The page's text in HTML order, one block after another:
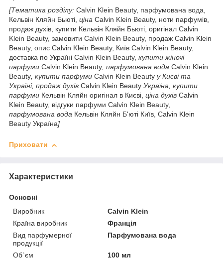
[Тематика розділу: Calvin Klein Beauty, парфумована вода,
Кельвін Кляйн Бьюті, ціна Calvin Klein Beauty, ноти парфумів,
продаж духів, купити Кельвін Кляйн Бьюті, оригінал Calvin
Klein Beauty, замовити Calvin Klein Beauty, продаж Calvin Klein
Beauty, опис Calvin Klein Beauty, Київ Calvin Klein Beauty,
доставка по Україні Calvin Klein Beauty, купити жіночі
парфуми Calvin Klein Beauty, парфумована вода Calvin Klein
Beauty, купити парфуми Calvin Klein Beauty у Києві та
Україні, продаж духів Calvin Klein Beauty Україна, купити
парфуми Кельвін Кляйн оригінал в Києві, ціна духів Calvin
Klein Beauty, відгуки парфуми Calvin Klein Beauty,
парфумована вода Кельвін Кляйн Б'юті Київ, Calvin Klein
Beauty Україна]
Приховати
Характеристики
Основні
Виробник
Calvin Klein
Країна виробник
Франція
Вид парфумерної
продукції
Парфумована вода
Об`єм
100 мл